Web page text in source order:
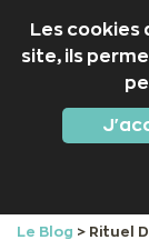
Les cookies
site, ils
Le Blog > Rituel